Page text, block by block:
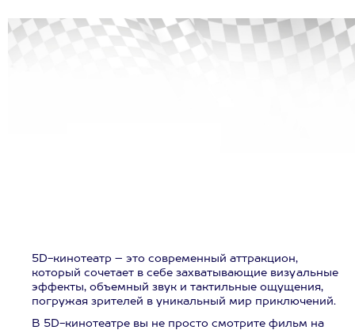
5D-кинотеатр – это современный аттракцион,
который сочетает в себе захватывающие визуальные
эффекты, объемный звук и тактильные ощущения,
погружая зрителей в уникальный мир приключений.
В 5D-кинотеатре вы не просто смотрите фильм на